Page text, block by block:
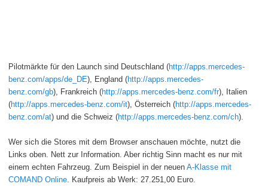
Pilotmärkte für den Launch sind Deutschland (http://apps.mercedes-
benz.com/apps/de_DE), England (http://apps.mercedes-
benz.com/gb), Frankreich (http://apps.mercedes-benz.com/fr), Italien
(http://apps.mercedes-benz.com/it), Österreich (http://apps.mercedes-
benz.com/at) und die Schweiz (http://apps.mercedes-benz.com/ch).
Wer sich die Stores mit dem Browser anschauen möchte, nutzt die
Links oben. Nett zur Information. Aber richtig Sinn macht es nur mit
einem echten Fahrzeug. Zum Beispiel in der neuen A-Klasse mit
COMAND Online. Kaufpreis ab Werk: 27.251,00 Euro.